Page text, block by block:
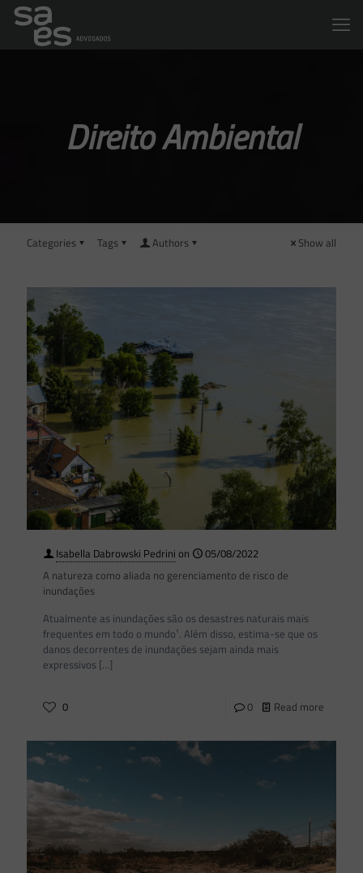
Direito Ambiental
Categories Tags Authors Show all
Isabella Dabrowski Pedrini on
05/08/2022
A natureza como aliada no gerenciamento de risco de
inundações
Atualmente as inundações são os desastres naturais mais
frequentes em todo o mundo¹. Além disso, estima-se que os
danos decorrentes de inundações sejam ainda mais
expressivos […]
0 0 Read more